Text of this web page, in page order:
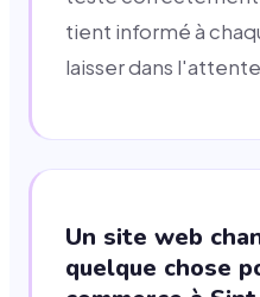
tient informé à
laisser dans
Un site web
quelque chose